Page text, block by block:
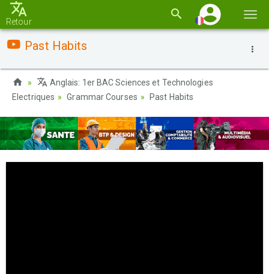
la
Retour
Past Habits
Anglais: 1er BAC Sciences et Technologies
Electriques
Grammar Courses Past Habits